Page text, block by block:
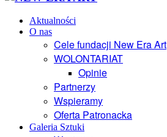
Aktualności
O nas
Cele fundacji New Era Art
WOLONTARIAT
Opinie
Partnerzy
Wspieramy
Oferta Patronacka
Galeria Sztuki